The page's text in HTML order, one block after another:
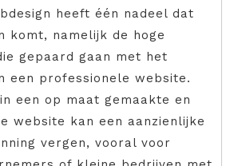
heeft één nadeel dat
komt, namelijk de hoge
gepaard gaan met het
een professionele website.
een op maat gemaakte en
website kan een aanzienlijke
vergen, vooral voor